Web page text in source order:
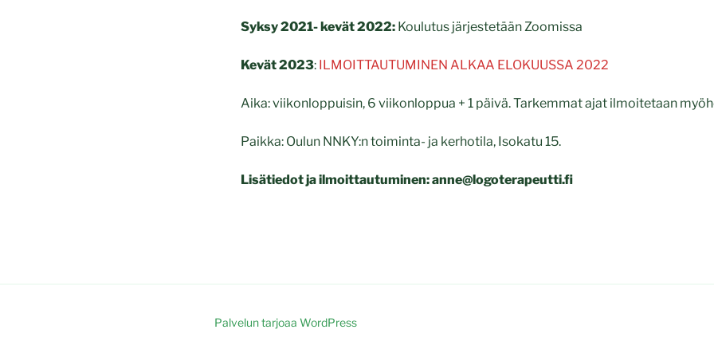
Syksy 2021- kevät 2022: Koulutus järjestetään Zoomissa
Kevät 2023: ILMOITTAUTUMINEN ALKAA ELOKUUSSA 2022
Aika: viikonloppuisin, 6 viikonloppua + 1 päivä. Tarkemmat ajat ilmoitetaan
Paikka: Oulun NNKY:n toiminta- ja kerhotila, Isokatu 15.
Lisätiedot ja ilmoittautuminen: anne@logoterapeutti.fi
Palvelun tarjoaa WordPress